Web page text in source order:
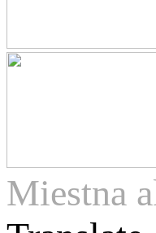
Miestna